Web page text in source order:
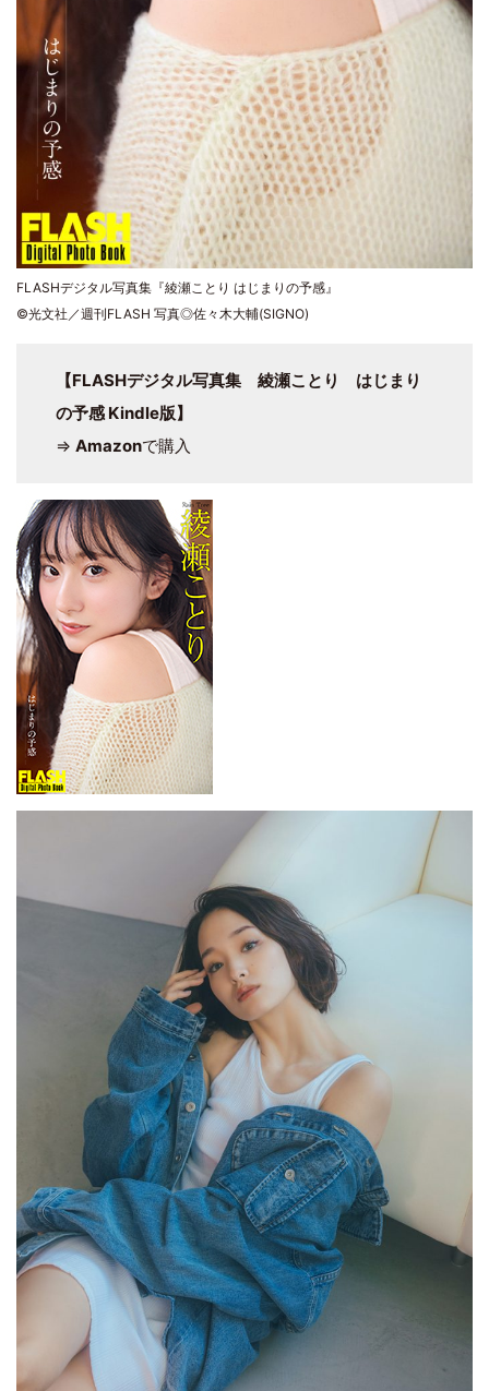
FLASHデジタル写真集『綾瀬ことり はじまりの予感』
©光文社／週刊FLASH 写真◎佐々木大輔(SIGNO)
【FLASHデジタル写真集 綾瀬ことり はじまり
の予感 Kindle版】
⇒ Amazonで購入